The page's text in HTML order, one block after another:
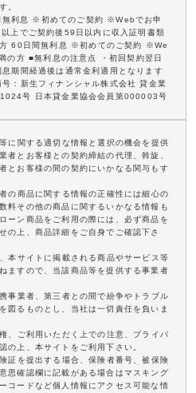
。
利息 ※初めてのご契約 ※Webでお申
上でご契約後59日以内に収入証明書類
60日間無利息 ※初めてのご契約 ※We
の方 ■無利息の注意点 ・初回契約翌日
期間経過後は通常金利適用となります
：新生フィナンシャル株式会社 貸金業
号 日本貸金業協会会員第000003号
に関する適切な情報と選択の機会を提供
者とお客様との契約締結の代理、斡旋、
とお客様の間の契約にいかなる関与もす
の商品に関する情報の正確性には細心の
料その他の商品に関するいかなる情報も
ーン商品をご利用の際には、必ず商品を
の上、商品詳細をご自身でご確認下さ
本サイトに掲載される商品やサービス等
ますので、当該商品等を提供する事業者
事業者、第三者との間で紛争やトラブル
図るものとし、当社は一切責任を負いま
、ご利用いただく上での注意、プライバ
の上、本サイトをご利用下さい。
証を提出する場合、保険者番号、被保険
思確認欄に記載がある場合はマスキング
コードなど個人情報にアクセス可能な情